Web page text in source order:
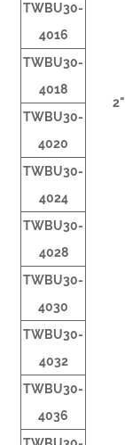
2"
TWBU30-
4016
TWBU30-
4018
TWBU30-
4020
TWBU30-
4024
TWBU30-
4028
TWBU30-
4030
TWBU30-
4032
TWBU30-
4036